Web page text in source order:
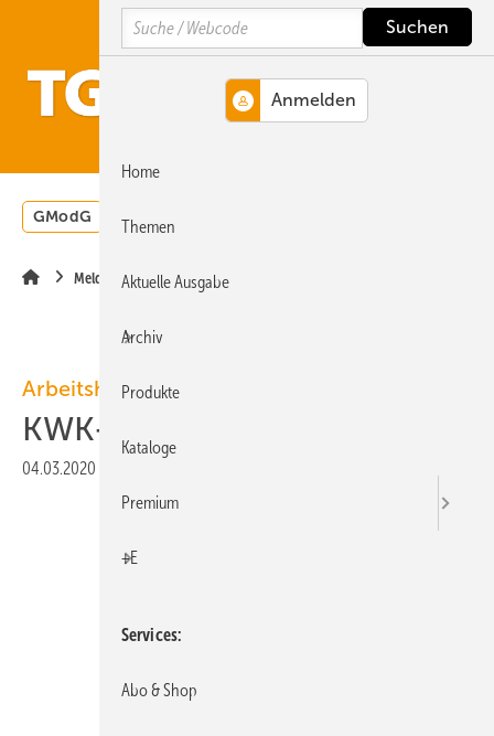
Hauptinhalt
Hauptmenü
SiteSearch
GModG Wärmepumpe
Meldungen
Arbeitshilfe
KWK-Marktführer 2020
04.03.2020
Search
Home
Themen
Aktuelle Ausgabe
Archiv
Produkte
Kataloge
Premium
+E
Services
Abo & Shop